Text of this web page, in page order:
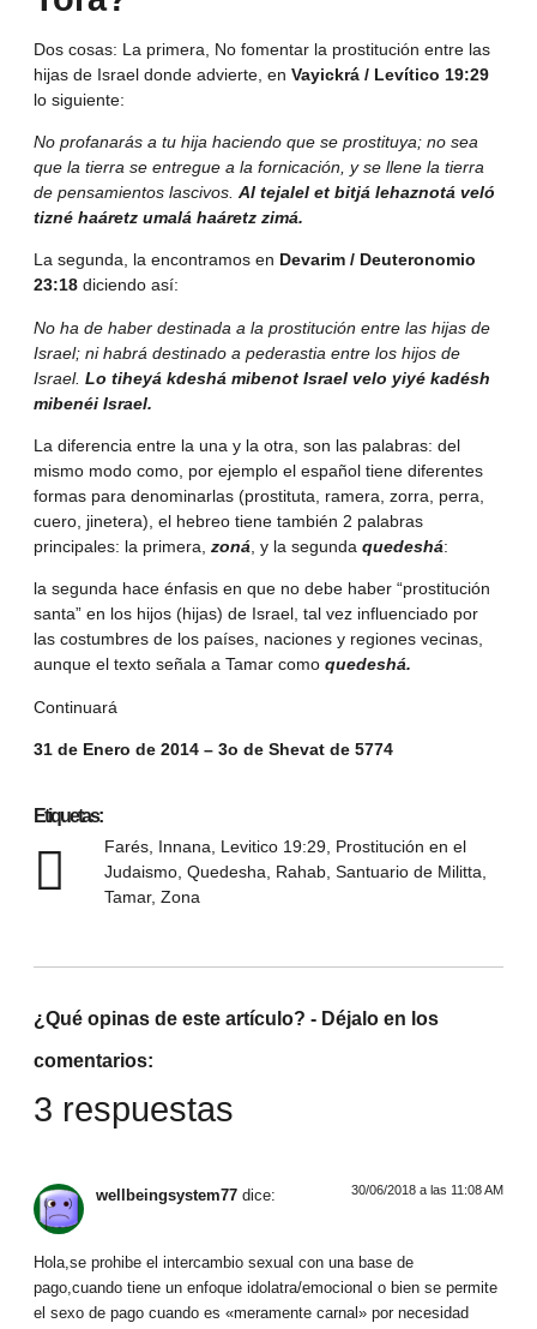
Dos cosas: La primera, No fomentar la prostitución entre las
hijas de Israel donde advierte, en Vayickrá / Levítico 19:29
lo siguiente:
No profanarás a tu hija haciendo que se prostituya; no sea
que la tierra se entregue a la fornicación, y se llene la tierra
de pensamientos lascivos. Al tejalel et bitjá lehaznotá veló
tizné haáretz umalá haáretz zimá.
La segunda, la encontramos en Devarim / Deuteronomio
23:18 diciendo así:
No ha de haber destinada a la prostitución entre las hijas de
Israel; ni habrá destinado a pederastia entre los hijos de
Israel. Lo tiheyá kdeshá mibenot Israel velo yiyé kadésh
mibenéi Israel.
La diferencia entre la una y la otra, son las palabras: del
mismo modo como, por ejemplo el español tiene diferentes
formas para denominarlas (prostituta, ramera, zorra, perra,
cuero, jinetera), el hebreo tiene también 2 palabras
principales: la primera, zoná , y la segunda quedeshá:
la segunda hace énfasis en que no debe haber “prostitución
santa” en los hijos (hijas) de Israel, tal vez influenciado por
las costumbres de los países, naciones y regiones vecinas,
aunque el texto señala a Tamar como quedeshá.
Continuará
31 de Enero de 2014 – 3o de Shevat de 5774
Etiquetas:
Farés Innana Levitico 19:29 Prostitución en el
Judaismo Quedesha Rahab Santuario de Militta
Tamar, Zona
¿Qué opinas de este artículo? - Déjalo en los
comentarios:
3 respuestas
wellbeingsystem77 dice: 30/06/2018 a las 11:08 AM
Hola,se prohibe el intercambio sexual con una base de
pago,cuando tiene un enfoque idolatra/emocional o bien se permite
el sexo de pago cuando es «meramente carnal» por necesidad